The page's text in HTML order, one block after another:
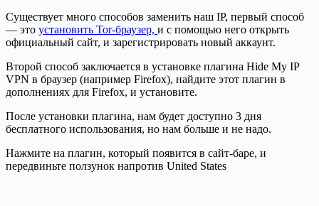
Существует много способов заменить наш IP, первый способ
— это установить Tor-браузер, и с помощью него открыть
официальный сайт, и зарегистрировать новый аккаунт.
Второй способ заключается в установке плагина Hide My IP
VPN в браузер (например Firefox), найдите этот плагин в
дополнениях для Firefox, и установите.
После установки плагина, нам будет доступно 3 дня
бесплатного использования, но нам больше и не надо.
Нажмите на плагин, который появится в сайт-баре, и
передвиньте ползунок напротив United States